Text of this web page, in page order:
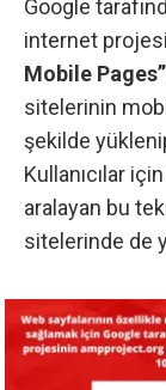
Google
internet
Mobile Pages”
sitelerinin
şekilde
Kullanıcılar
aralayan bu
sitelerinde de